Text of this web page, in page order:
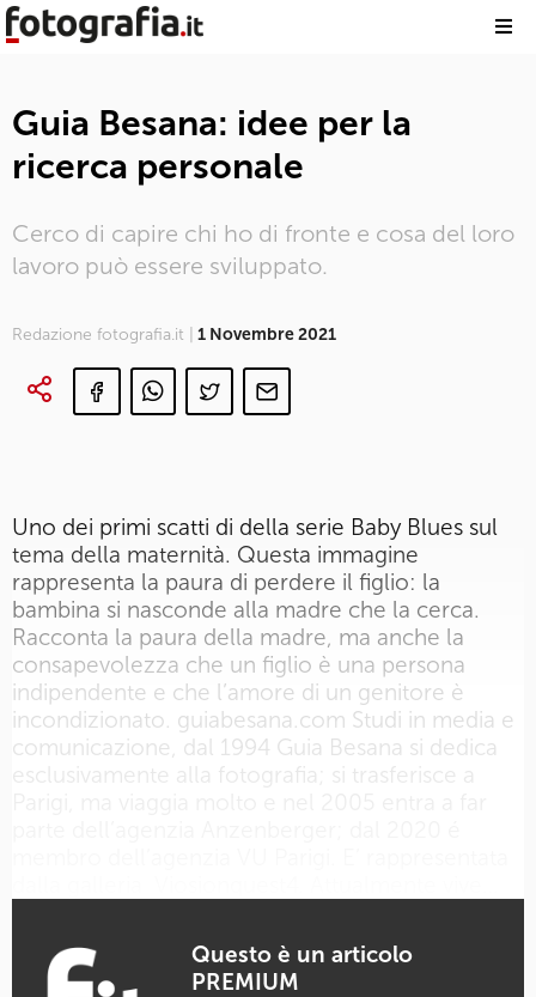
Guia Besana: idee per la
ricerca personale
Cerco di capire chi ho di fronte e cosa del loro
lavoro può essere sviluppato.
Redazione fotografia.it | 1 Novembre 2021
Uno dei primi scatti di della serie Baby Blues sul
tema della maternità. Questa immagine
rappresenta la paura di perdere il figlio: la
bambina si nasconde alla madre che la cerca.
Racconta la paura della madre, ma anche la
consapevolezza che un figlio è una persona
indipendente e che l’amore di un genitore è
incondizionato. guiabesana.com Studi in media e
comunicazione, dal 1994 Guia Besana si dedica
esclusivamente alla fotografia; si trasferisce a
Questo è un articolo
PREMIUM